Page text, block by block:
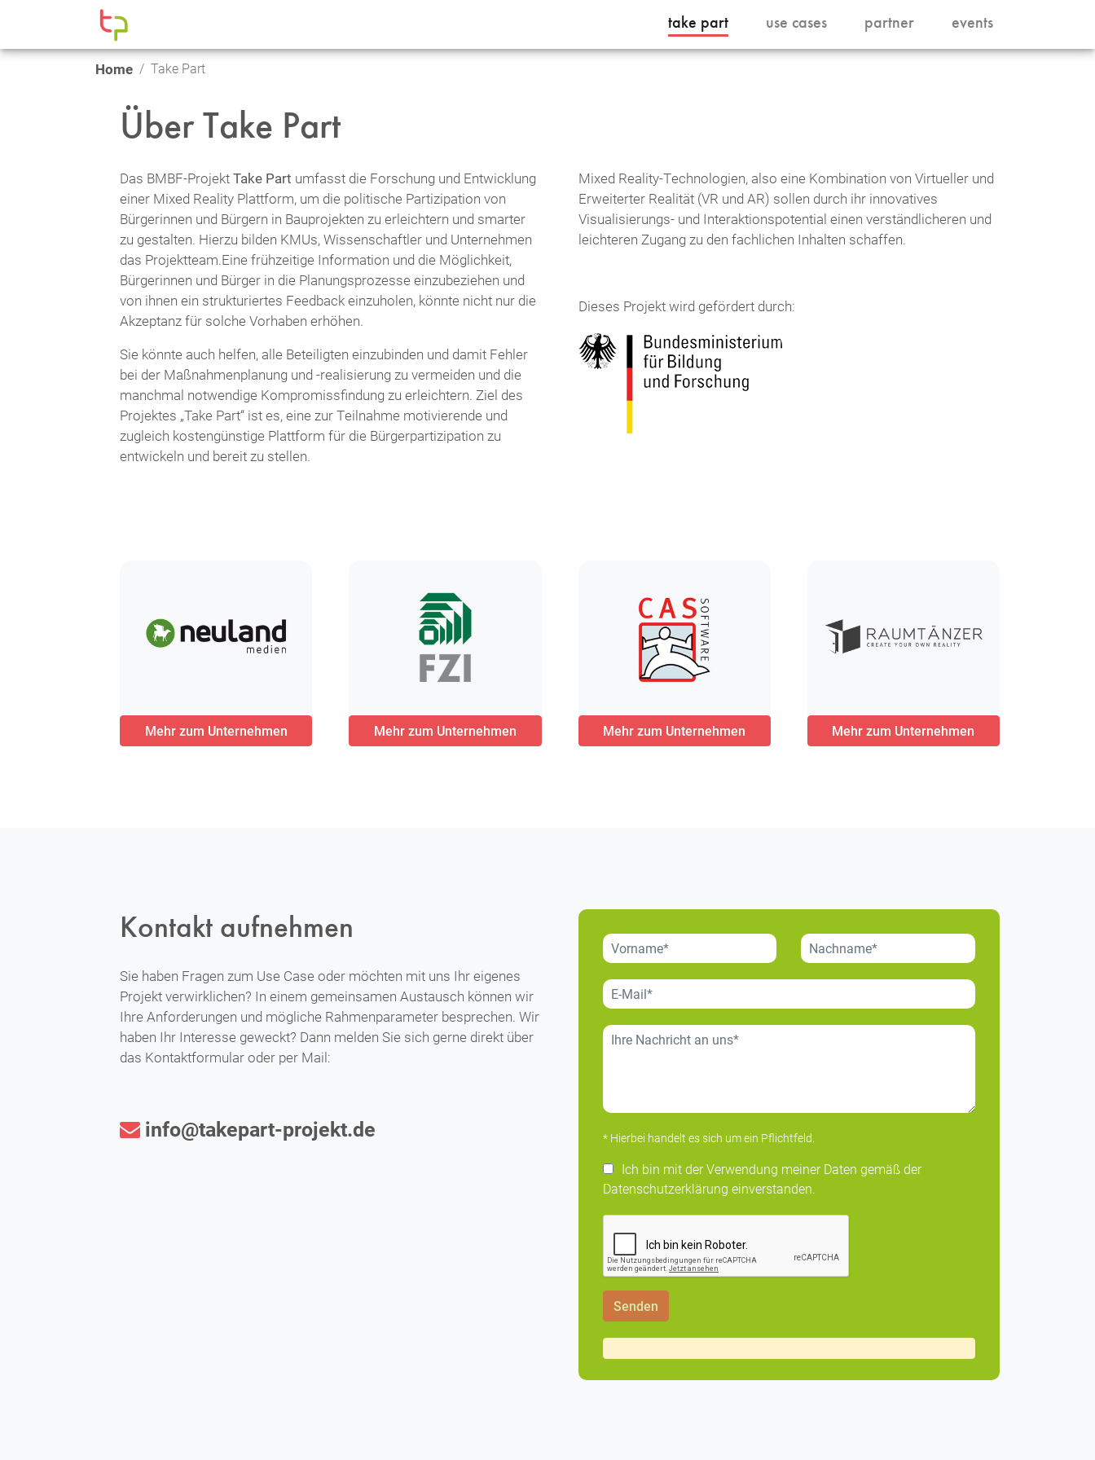
Home Take Part
Über Take Part
Das BMBF-ProjektTake Part umfasst die Forschung und Entwicklung
einer Mixed Reality Plattform, um die politische Partizipation von
Bürgerinnen und Bürgern in Bauprojekten zu erleichtern und smarter
zu gestalten. Hierzu bilden KMUs, Wissenschaftler und Unternehmen
das Projektteam.Eine frühzeitige Information und die Möglichkeit,
Bürgerinnen und Bürger in die Planungsprozesse einzubeziehen und
von ihnen ein strukturiertes Feedback einzuholen, könnte nicht nur die
Akzeptanz für solche Vorhaben erhöhen.
Sie könnte auch helfen, alle Beteiligten einzubinden und damit Fehler
bei der Maßnahmenplanung und -realisierung zu vermeiden und die
manchmal notwendige Kompromissfindung zu erleichtern. Ziel des
Projektes „Take Part“ ist es, eine zur Teilnahme motivierende und
zugleich kostengünstige Plattform für die Bürgerpartizipation zu
entwickeln und bereit zu stellen.
Mixed Reality-Technologien, also eine Kombination von Virtueller und
Erweiterter Realität (VR und AR) sollen durch ihr innovatives
Visualisierungs- und Interaktionspotential einen verständlicheren und
leichteren Zugang zu den fachlichen Inhalten schaffen.
Dieses Projekt wird gefördert durch:
Mehr zum Unternehmen Mehr zum Unternehmen Mehr zum Unternehmen Mehr zum Unternehmen
Kontakt aufnehmen
Sie haben Fragen zum Use Case oder möchten mit uns Ihr eigenes
Projekt verwirklichen? In einem gemeinsamen Austausch können wir
Ihre Anforderungen und mögliche Rahmenparameter besprechen. Wir
haben Ihr Interesse geweckt? Dann melden Sie sich gerne direkt über
das Kontaktformular oder per Mail:
info@takepart-projekt.de * Hierbei handelt es sich um ein Pflichtfeld.
Ich bin mit der Verwendung meiner Daten gemäß der
Datenschutzerklärung einverstanden.
take part use cases partner events